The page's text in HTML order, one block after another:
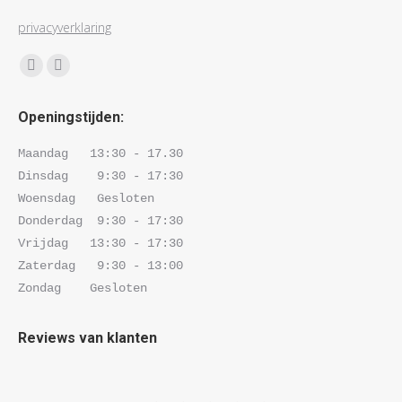
privacyverklaring
Vind ons op:
Facebook
opens
new
window
Instagram
opens
window
Openingstijden:
Maandag   13:30 - 17.30
Dinsdag    9:30 - 17:30
Woensdag   Gesloten
Donderdag  9:30 - 17:30
Vrijdag   13:30 - 17:30
Zaterdag   9:30 - 13:00
Zondag    Gesloten
Reviews van klanten